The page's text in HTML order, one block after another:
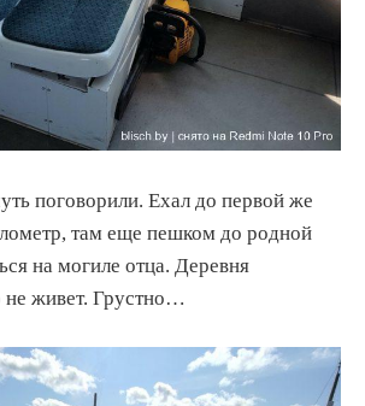
поговорили. Ехал до первой же
там еще пешком до родной
на могиле отца. Деревня
не живет. Грустно…